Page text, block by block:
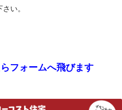
い。
フォームへ飛びます